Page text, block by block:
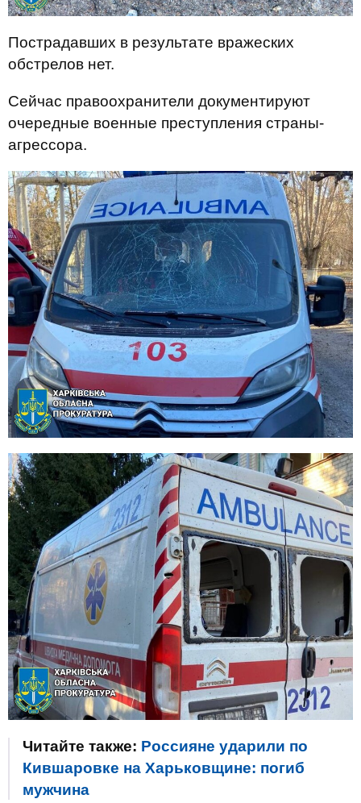
Пострадавших в результате вражеских
обстрелов нет.
Сейчас правоохранители документируют
очередные военные преступления страны-
агрессора.
Читайте также: Россияне ударили по
Кившаровке на Харьковщине: погиб
мужчина